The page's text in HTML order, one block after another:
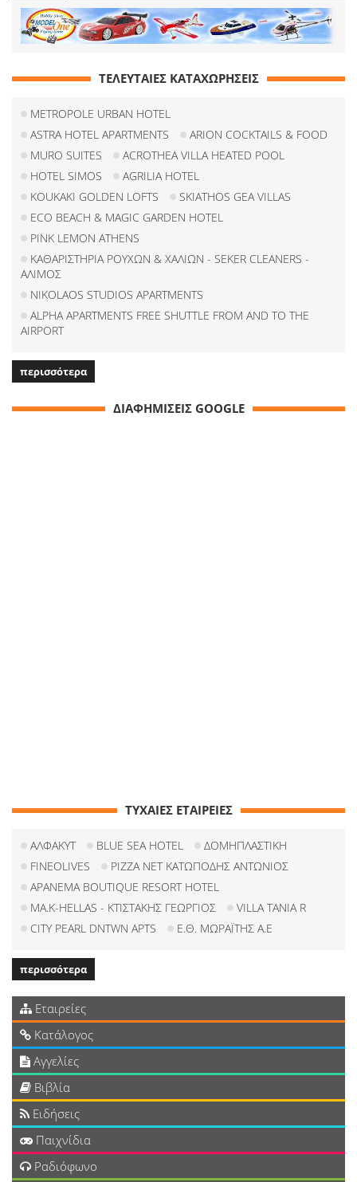
ΤΕΛΕΥΤΑΙΕΣ ΚΑΤΑΧΩΡΗΣΕΙΣ
METROPOLE URBAN HOTEL
ASTRA HOTEL APARTMENTS
ARION COCKTAILS & FOOD
MURO SUITES
ACROTHEA VILLA HEATED POOL
HOTEL SIMOS
AGRILIA HOTEL
KOUKAKI GOLDEN LOFTS
SKIATHOS GEA VILLAS
ECO BEACH & MAGIC GARDEN HOTEL
PINK LEMON ATHENS
ΚΑΘΑΡΙΣΤΗΡΙΑ ΡΟΥΧΩΝ & ΧΑΛΙΩΝ - SEKER CLEANERS -
ΑΛΙΜΟΣ
NIKOLAOS STUDIOS APARTMENTS
ALPHA APARTMENTS FREE SHUTTLE FROM AND TO THE
AIRPORT
περισσότερα
ΔΙΑΦΗΜΙΣΕΙΣ GOOGLE
ΤΥΧΑΙΕΣ ΕΤΑΙΡΕΙΕΣ
ΑΛΦΑΚΥΤ BLUE SEA HOTEL
ΔΟΜΗΠΛΑΣΤΙΚΗ
FINEOLIVES
PIZZA NET ΚΑΤΩΠΟΔΗΣ ΑΝΤΩΝΙΟΣ
APANEMA BOUTIQUE RESORT HOTEL
ΜΑ.Κ-HELLAS - ΚΤΙΣΤΑΚΗΣ ΓΕΩΡΓΙΟΣ
VILLA TANIA R
CITY PEARL DNTWN APTS
Ε.Θ. ΜΩΡΑΪΤΗΣ Α.Ε
περισσότερα
Εταιρείες
Κατάλογος
Αγγελίες
Βιβλία
Ειδήσεις
Παιχνίδια
Ραδιόφωνο